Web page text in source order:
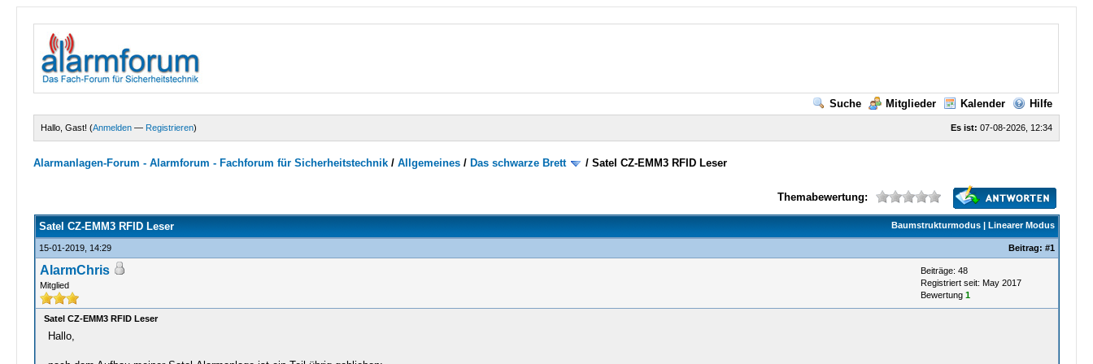
Suche Mitglieder Kalender Hilfe
Es ist: 07-08-2026, 12:34
Hallo, Gast! (Anmelden — Registrieren)
Alarmanlagen-Forum - Alarmforum - Fachforum für Sicherheitstechnik /Allgemeines / Das schwarze Brett /Satel CZ-EMM3 RFID Leser
Themabewertung:
Baumstrukturmodus| Linearer Modus
Satel CZ-EMM3 RFID Leser
15-01-2019, 14:29 Beitrag: #1
AlarmChris
Mitglied
Beiträge: 48
Registriert seit: May 2017
Bewertung 1
Satel CZ-EMM3 RFID Leser
Hallo,